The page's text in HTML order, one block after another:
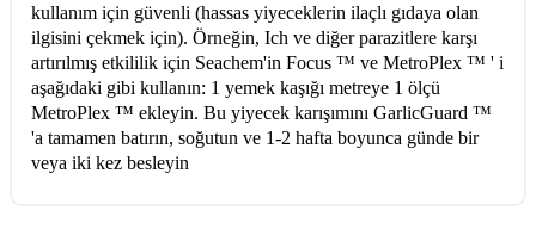
kullanım için güvenli (hassas yiyeceklerin ilaçlı gıdaya olan
ilgisini çekmek için). Örneğin, Ich ve diğer parazitlere karşı
artırılmış etkililik için Seachem'in Focus ™ ve MetroPlex ™ ' i
aşağıdaki gibi kullanın: 1 yemek kaşığı metreye 1 ölçü
MetroPlex ™ ekleyin. Bu yiyecek karışımını GarlicGuard ™
'a tamamen batırın, soğutun ve 1-2 hafta boyunca günde bir
veya iki kez besleyin